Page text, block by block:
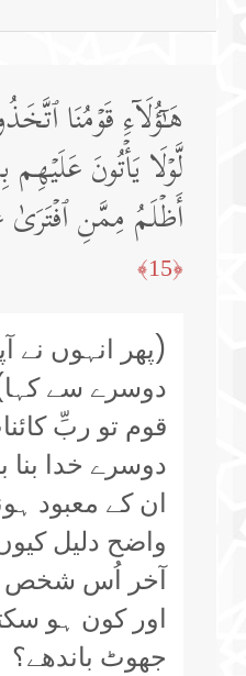
هَـٰۤؤُلَاۤءِ قَوۡمُنَا
لَّوۡلَا یَأۡتُونَ
أَظۡلَمُ مِمَّنِ ٱفۡتَرَىٰ
﴿15﴾
(پھر انہوں نے
دوسرے سے
قوم تو ربِّ
دوسرے خدا بنا
ان کے معبود
واضح دلیل
آخر اُس شخص
اور کون ہو
جھوٹ باندھے؟